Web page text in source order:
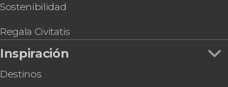
Sightseeing
Royal Edinburgh Ticket
Sostenibilidad
Regala Civitatis
Inspiración
Destinos